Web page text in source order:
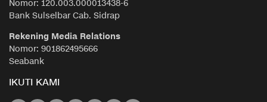
Nomor: 120.003.000013438-6
Bank Sulselbar Cab. Sidrap
Rekening Media Relations
Nomor: 901862495666
Seabank
IKUTI KAMI